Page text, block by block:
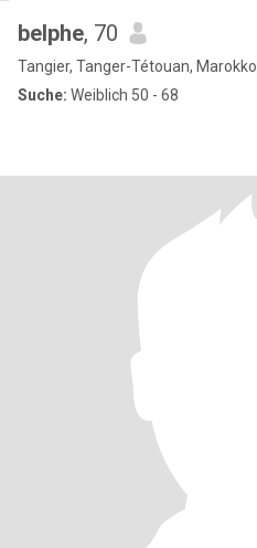
belphe, 70
Tangier, Tanger-Tétouan, Marokko
Suche: Weiblich 50 - 68